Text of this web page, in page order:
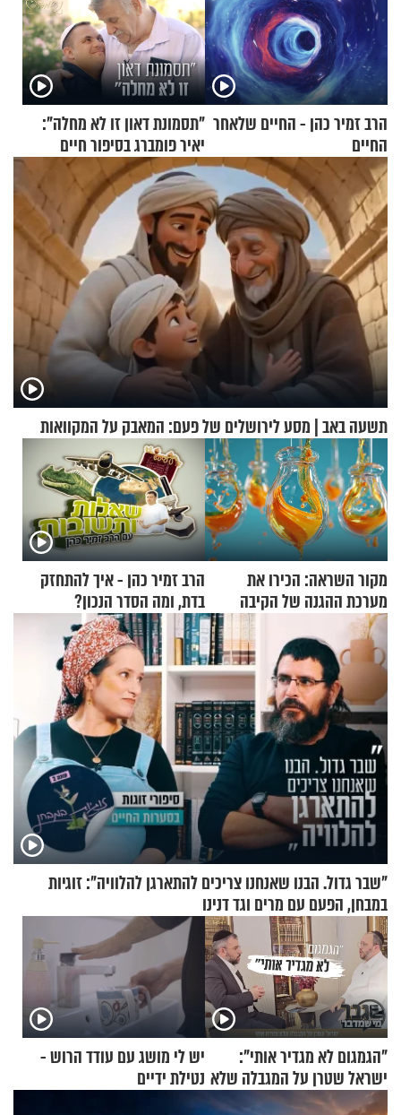
הרב זמיר כהן - החיים שלאחר
החיים
"תסמונת דאון זו לא מחלה":
יאיר פומברג בסיפור חיים
מעורר השראה
תשעה באב | מסע לירושלים של פעם: המאבק על המקוואות
מקור השראה: הכירו את
מערכת ההגנה של הקיבה
הרב זמיר כהן - איך להתחזק
בדת, ומה הסדר הנכון?
"שבר גדול. הבנו שאנחנו צריכים להתארגן להלוויה": זוגיות
במבחן, הפעם עם מרים וגד דנינו
"הגמגום לא מגדיר אותי":
ישראל שטרן על המגבלה שלא
עוצרת אותו
יש לי מושג עם עודד הרוש -
נטילת ידיים